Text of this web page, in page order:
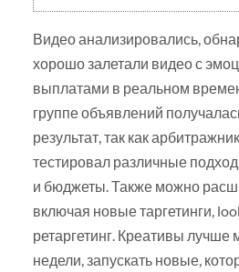
Видео анализировались,
хорошо залетали видео с
выплатами в реальном
группе объявлений
результат, так как
тестировал различные
и бюджеты. Также можно
включая новые таргетинги,
ретаргетинг. Креативы лучше
недели, запускать новые,